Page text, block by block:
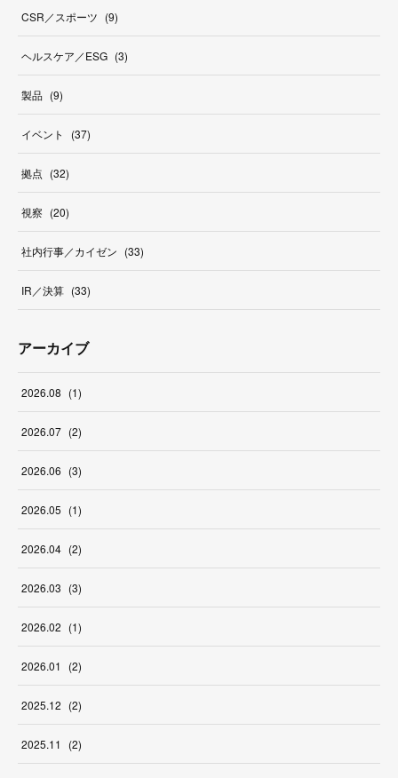
CSR／スポーツ (9)
ヘルスケア／ESG (3)
製品 (9)
イベント (37)
拠点 (32)
視察 (20)
社内行事／カイゼン (33)
IR／決算 (33)
アーカイブ
2026.08 (1)
2026.07 (2)
2026.06 (3)
2026.05 (1)
2026.04 (2)
2026.03 (3)
2026.02 (1)
2026.01 (2)
2025.12 (2)
2025.11 (2)